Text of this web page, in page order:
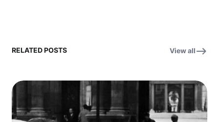
RELATED POSTS View all